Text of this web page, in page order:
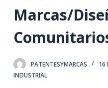
Marcas/
PATENTESYMARCAS 16
INDUSTRIAL